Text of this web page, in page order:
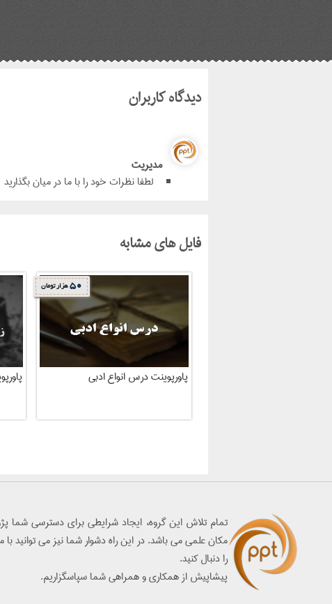
دیدگاه کاربران
مدیریت
لطفا نظرات خود را با ما در میان بگذارید
فایل های مشابه
پاورپوینت درس انواع ادبی
50 هزار تومان
تمام تلاش اين گروه، ايجاد شرايطي براي دسترسي شما
مكان علمي مي باشد. در اين راه دشوار شما نيز مي توانيد
را دنبال كنيد.
پيشاپيش از همكاري و همراهي شما سپاسگزاريم.